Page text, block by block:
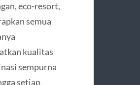
eco-resort,
semua
kualitas
sempurna
setiap